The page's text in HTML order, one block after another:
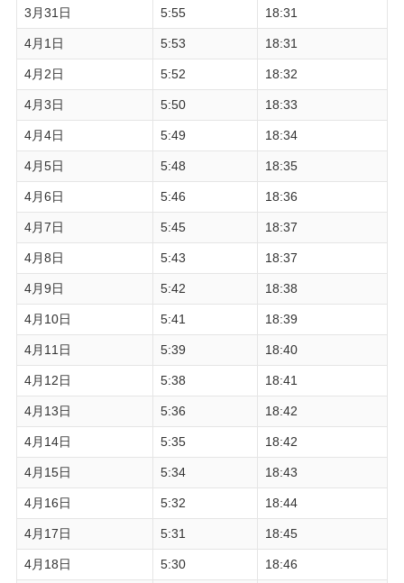
3月31日 5:55 18:31
4月1日 5:53 18:31
4月2日 5:52 18:32
4月3日 5:50 18:33
4月4日 5:49 18:34
4月5日 5:48 18:35
4月6日 5:46 18:36
4月7日 5:45 18:37
4月8日 5:43 18:37
4月9日 5:42 18:38
4月10日 5:41 18:39
4月11日 5:39 18:40
4月12日 5:38 18:41
4月13日 5:36 18:42
4月14日 5:35 18:42
4月15日 5:34 18:43
4月16日 5:32 18:44
4月17日 5:31 18:45
4月18日 5:30 18:46